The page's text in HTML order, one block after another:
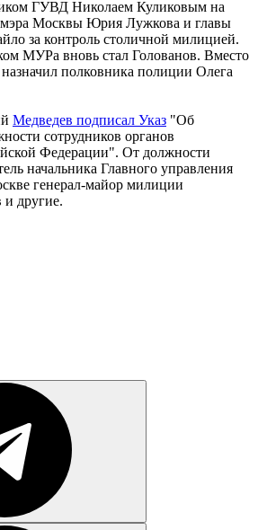
ГУВД Николаем Куликовым на
мэра Москвы Юрия Лужкова и главы
за контроль столичной милицией.
МУРа вновь стал Голованов. Вместо
полковника полиции Олега
Медведев подписал Указ "Об
сотрудников органов
Федерации". От должности
начальника Главного управления
генерал-майор милиции
другие.